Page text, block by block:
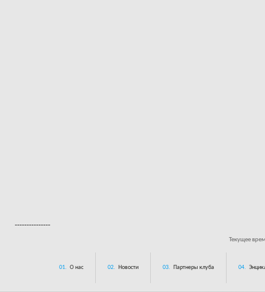
---------------
Текущее
01. О нас 02. Новости 03. Партнеры клуба 04.